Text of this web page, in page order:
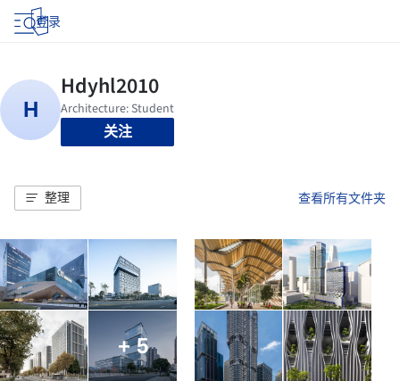
登录
关注
整理 查看所有文件夹
+ 5